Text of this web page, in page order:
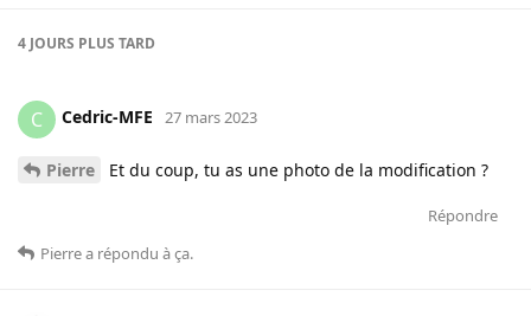
4 JOURS PLUS TARD
C Cedric-MFE 27 mars 2023
Pierre Et du coup, tu as une photo de la modification ?
Répondre
Pierrea répondu à ça.